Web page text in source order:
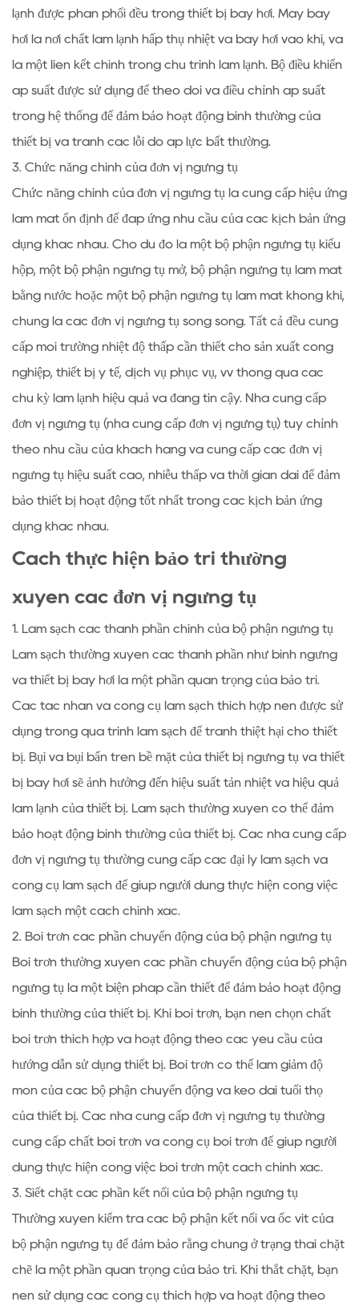
lạnh được phân phối đều trong thiết bị bay hơi. Máy bay
hơi là nơi chất làm lạnh hấp thụ nhiệt và bay hơi vào khí, và
là một liên kết chính trong chu trình làm lạnh. Bộ điều khiển
áp suất được sử dụng để theo dõi và điều chỉnh áp suất
trong hệ thống để đảm bảo hoạt động bình thường của
thiết bị và tránh các lỗi do áp lực bất thường.
3. Chức năng chính của đơn vị ngưng tụ
Chức năng chính của đơn vị ngưng tụ là cung cấp hiệu ứng
làm mát ổn định để đáp ứng nhu cầu của các kịch bản ứng
dụng khác nhau. Cho dù đó là một bộ phận ngưng tụ kiểu
hộp, một bộ phận ngưng tụ mở, bộ phận ngưng tụ làm mát
bằng nước hoặc một bộ phận ngưng tụ làm mát không khí,
chúng là các đơn vị ngưng tụ song song. Tất cả đều cung
cấp môi trường nhiệt độ thấp cần thiết cho sản xuất công
nghiệp, thiết bị y tế, dịch vụ phục vụ, vv thông qua các
chu kỳ làm lạnh hiệu quả và đáng tin cậy. Nhà cung cấp
đơn vị ngưng tụ (nhà cung cấp đơn vị ngưng tụ) tùy chỉnh
theo nhu cầu của khách hàng và cung cấp các đơn vị
ngưng tụ hiệu suất cao, nhiễu thấp và thời gian dài để đảm
bảo thiết bị hoạt động tốt nhất trong các kịch bản ứng
dụng khác nhau.
Cách thực hiện bảo trì thường
xuyên các đơn vị ngưng tụ
1. Làm sạch các thành phần chính của bộ phận ngưng tụ
Làm sạch thường xuyên các thành phần như bình ngưng
và thiết bị bay hơi là một phần quan trọng của bảo trì.
Các tác nhân và công cụ làm sạch thích hợp nên được sử
dụng trong quá trình làm sạch để tránh thiệt hại cho thiết
bị. Bụi và bụi bẩn trên bề mặt của thiết bị ngưng tụ và thiết
bị bay hơi sẽ ảnh hưởng đến hiệu suất tản nhiệt và hiệu quả
làm lạnh của thiết bị. Làm sạch thường xuyên có thể đảm
bảo hoạt động bình thường của thiết bị. Các nhà cung cấp
đơn vị ngưng tụ thường cung cấp các đại lý làm sạch và
công cụ làm sạch để giúp người dùng thực hiện công việc
làm sạch một cách chính xác.
2. Bôi trơn các phần chuyển động của bộ phận ngưng tụ
Bôi trơn thường xuyên các phần chuyển động của bộ phận
ngưng tụ là một biện pháp cần thiết để đảm bảo hoạt động
bình thường của thiết bị. Khi bôi trơn, bạn nên chọn chất
bôi trơn thích hợp và hoạt động theo các yêu cầu của
hướng dẫn sử dụng thiết bị. Bôi trơn có thể làm giảm độ
mòn của các bộ phận chuyển động và kéo dài tuổi thọ
của thiết bị. Các nhà cung cấp đơn vị ngưng tụ thường
cung cấp chất bôi trơn và công cụ bôi trơn để giúp người
dùng thực hiện công việc bôi trơn một cách chính xác.
3. Siết chặt các phần kết nối của bộ phận ngưng tụ
Thường xuyên kiểm tra các bộ phận kết nối và ốc vít của
bộ phận ngưng tụ để đảm bảo rằng chúng ở trạng thái chặt
chẽ là một phần quan trọng của bảo trì. Khi thắt chặt, bạn
nên sử dụng các công cụ thích hợp và hoạt động theo